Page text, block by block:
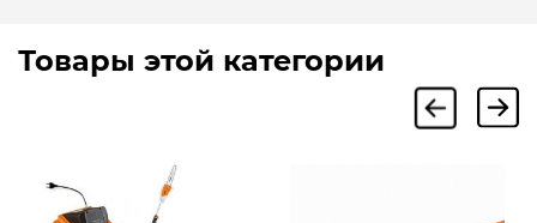
Товары этой категории